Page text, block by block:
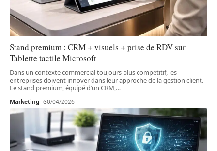
Stand premium : CRM + visuels + prise de RDV sur
Tablette tactile Microsoft
Dans un contexte commercial toujours plus compétitif, les
entreprises doivent innover dans leur approche de la gestion client.
Le stand premium, équipé d’un CRM,…
Marketing 30/04/2026